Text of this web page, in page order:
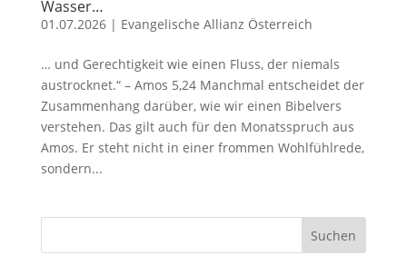
Wasser…
01.07.2026| Evangelische Allianz Österreich
… und Gerechtigkeit wie einen Fluss, der niemals
austrocknet.“ – Amos 5,24 Manchmal entscheidet der
Zusammenhang darüber, wie wir einen Bibelvers
verstehen. Das gilt auch für den Monatsspruch aus
Amos. Er steht nicht in einer frommen Wohlfühlrede,
sondern...
Suchen